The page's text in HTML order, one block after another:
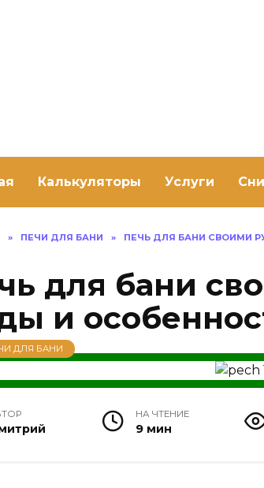
Калькуляторы Услуги
» ПЕЧИ ДЛЯ БАНИ » ПЕЧЬ ДЛЯ БАНИ СВОИМИ
для бани
и
ДЛЯ БАНИ
НА ЧТЕНИЕ
9 мин